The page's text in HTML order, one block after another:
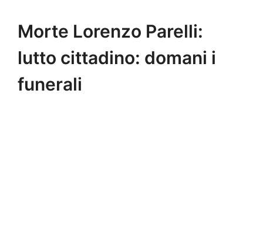
Morte Lorenzo Parelli:
lutto cittadino: domani i
funerali